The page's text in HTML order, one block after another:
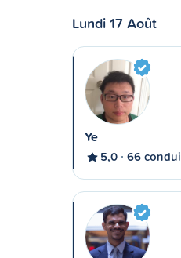
Lundi 17 Août
Ye
5,0 66